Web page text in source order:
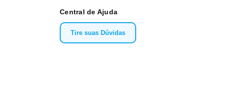
Central de Ajuda
Tire suas Dúvidas